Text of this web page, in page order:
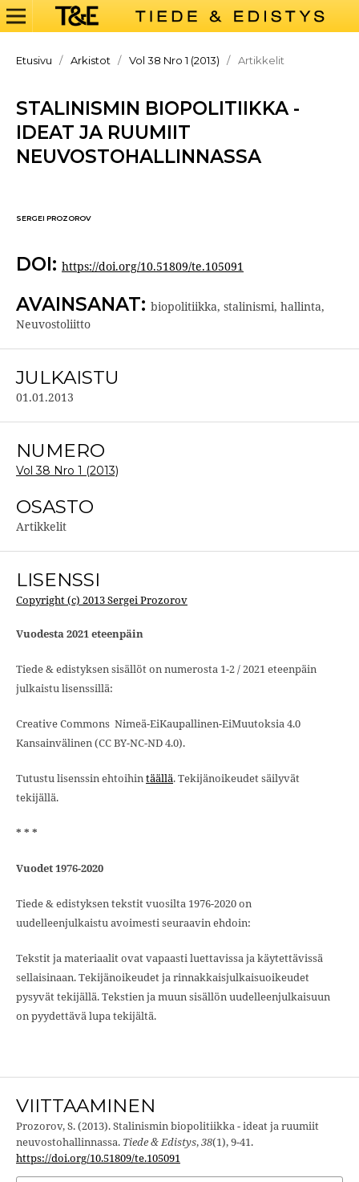
Etusivu / Arkistot / Vol 38 Nro 1 (2013) / Artikkelit
STALINISMIN BIOPOLITIIKKA -
IDEAT JA RUUMIIT
NEUVOSTOHALLINNASSA
SERGEI PROZOROV
DOI: https://doi.org/10.51809/te.105091
AVAINSANAT: biopolitiikka, stalinismi, hallinta,
Neuvostoliitto
JULKAISTU
01.01.2013
NUMERO
Vol 38 Nro 1 (2013)
OSASTO
Artikkelit
LISENSSI
Copyright (c) 2013 Sergei Prozorov
Vuodesta 2021 eteenpäin
Tiede & edistyksen sisällöt on numerosta 1-2 / 2021 eteenpäin
julkaistu lisenssillä:
Creative Commons Nimeä-EiKaupallinen-EiMuutoksia 4.0
Kansainvälinen (CC BY-NC-ND 4.0).
Tutustu lisenssin ehtoihintäällä. Tekijänoikeudet säilyvät
tekijällä.
* * *
Vuodet 1976-2020
Tiede & edistyksen tekstit vuosilta 1976-2020 on
uudelleenjulkaistu avoimesti seuraavin ehdoin:
Tekstit ja materiaalit ovat vapaasti luettavissa ja käytettävissä
sellaisinaan. Tekijänoikeudet ja rinnakkaisjulkaisuoikeudet
pysyvät tekijällä. Tekstien ja muun sisällön uudelleenjulkaisuun
on pyydettävä lupa tekijältä.
VIITTAAMINEN
Prozorov, S. (2013). Stalinismin biopolitiikka - ideat ja ruumiit
neuvostohallinnassa. Tiede & Edistys,38(1), 9-41.
https://doi.org/10.51809/te.105091